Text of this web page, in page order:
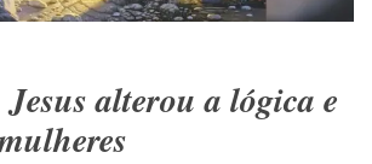
Jesus alterou a lógica e